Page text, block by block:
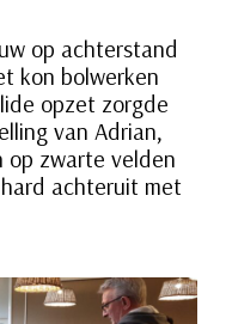
op achterstand
kon bolwerken
opzet zorgde
van Adrian,
op zwarte velden
achteruit met